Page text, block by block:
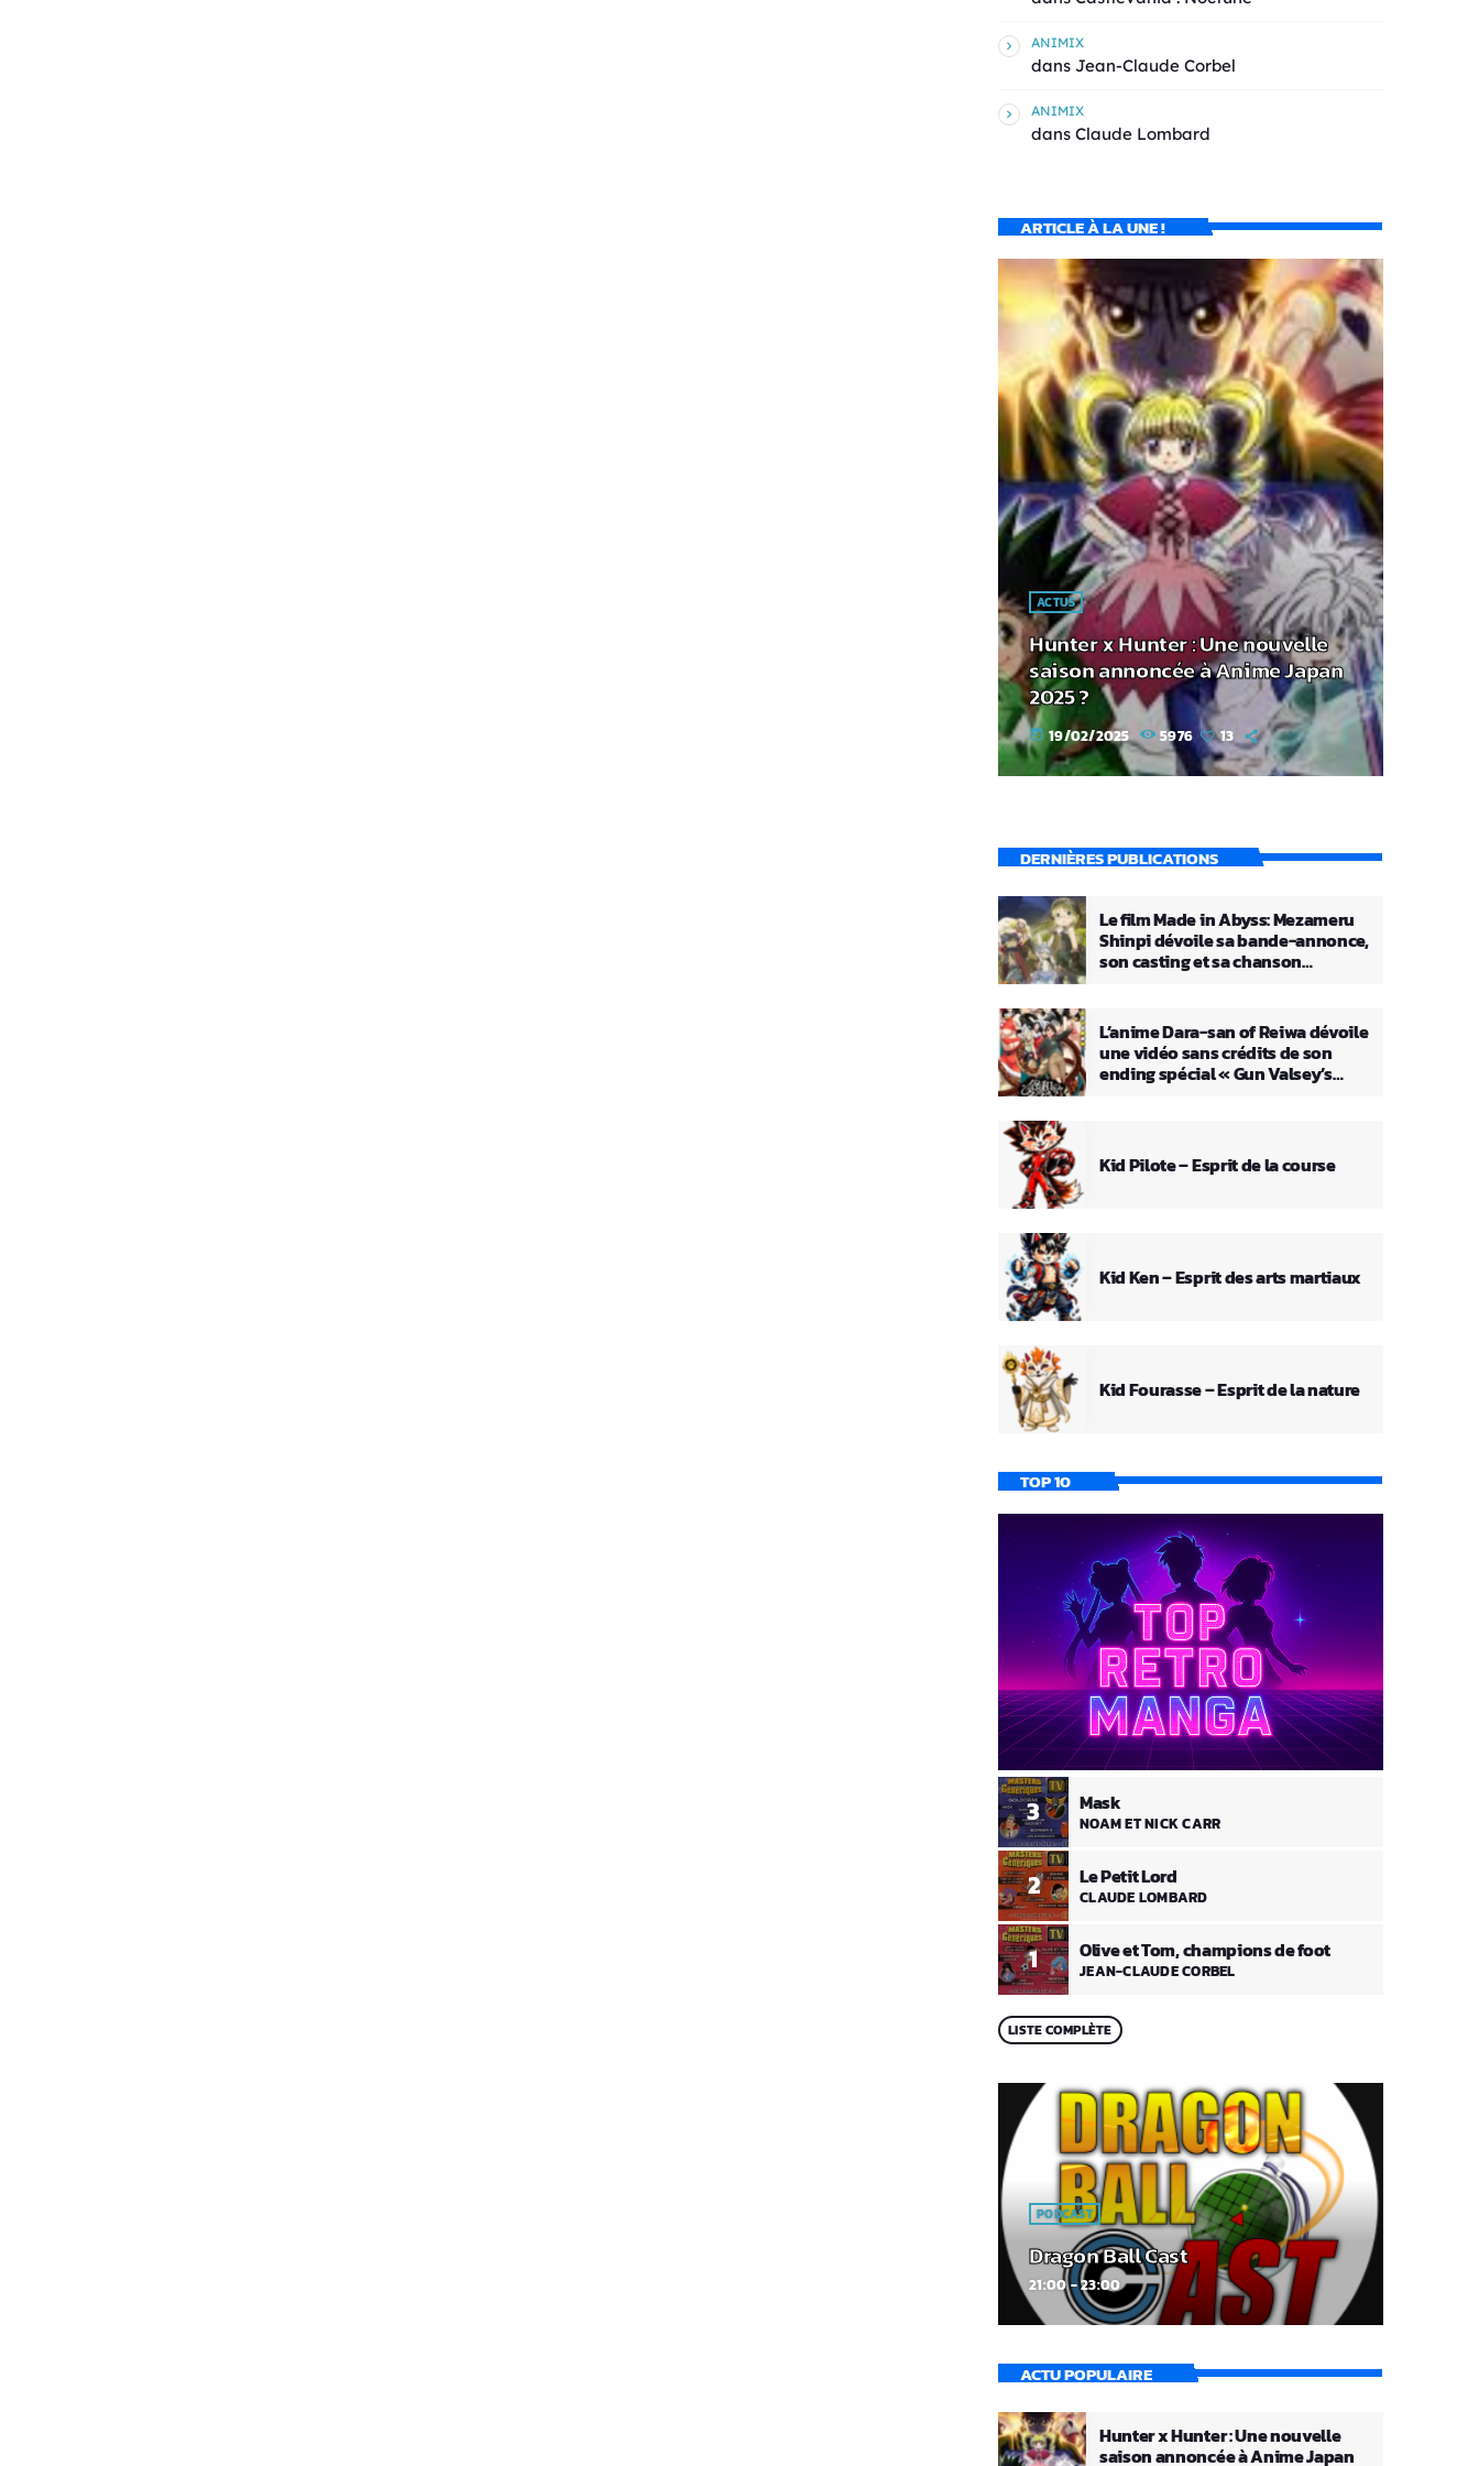
ANIMIX
dans Jean-Claude Corbel
ANIMIX
dans Claude Lombard
ARTICLE À LA UNE !
ACTUS
Hunter x Hunter : Une nouvelle
saison annoncée à Anime Japan
2025 ?
today 19/02/2025 5976 13
DERNIÈRES PUBLICATIONS
Le film Made in Abyss: Mezameru
Shinpi dévoile sa bande-annonce,
son casting et sa chanson
L’anime Dara-san of Reiwa dévoile
une vidéo sans crédits de son
ending spécial « Gun Valsey’s
Kid Pilote – Esprit de la course
Kid Ken – Esprit des arts martiaux
Kid Fourasse – Esprit de la nature
TOP 10
1 Olive et Tom, champions de foot
JEAN-CLAUDE CORBEL
2 Le Petit Lord
CLAUDE LOMBARD
3 Mask
NOAM ET NICK CARR
LISTE COMPLÈTE
PODCAST
Dragon Ball Cast
21:00 - 23:00
ACTU POPULAIRE
Hunter x Hunter : Une nouvelle
saison annoncée à Anime Japan